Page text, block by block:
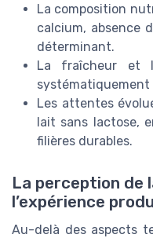
La composition
calcium, absence
déterminant.
La fraîcheur et
systématiquement
Les attentes
lait sans lactose,
filières durables.
La perception de
l’expérience
Au-delà des aspects